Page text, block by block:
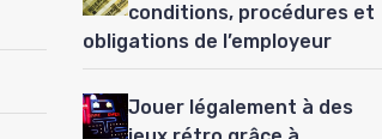
conditions, procédures et
obligations de l’employeur
Jouer légalement à des